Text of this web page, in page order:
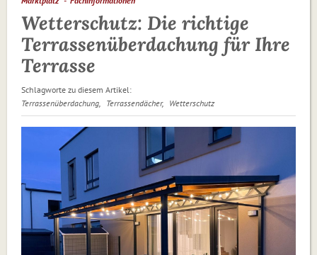
Wetterschutz: Die richtige
Terrassenüberdachung für Ihre
Terrasse
Schlagworte zu diesem Artikel:
Terrassenüberdachung
Terrassendächer Wetterschutz